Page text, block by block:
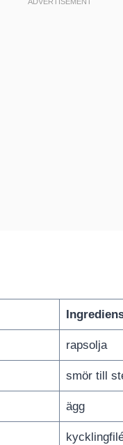
rapsolja
smör till
ägg